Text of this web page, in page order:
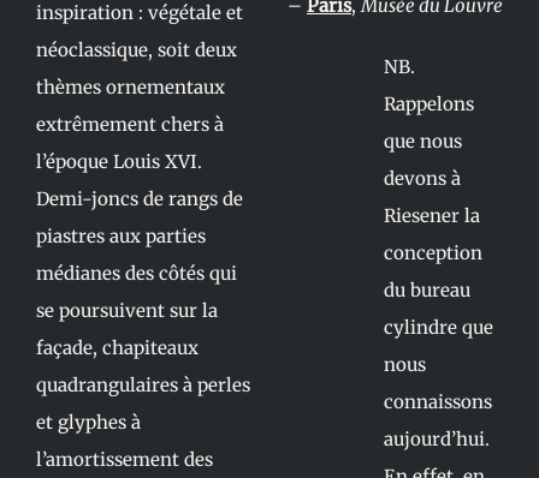
inspiration : végétale et
néoclassique, soit deux
thèmes ornementaux
extrêmement chers à
l’époque Louis XVI.
Demi-joncs de rangs de
piastres aux parties
médianes des côtés qui
se poursuivent sur la
façade, chapiteaux
quadrangulaires à perles
et glyphes à
l’amortissement des
– Paris,Musée du Louvre
NB.
Rappelons
que nous
devons à
Riesener la
conception
du bureau
cylindre que
nous
connaissons
aujourd’hui.